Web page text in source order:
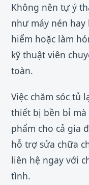
Không nên tự ý
như máy nén hay
hiểm hoặc làm
kỹ thuật viên
toàn.
Việc chăm sóc tủ
thiết bị bền bỉ
phẩm cho cả gia
hỗ trợ sửa chữa
liên hệ ngay với
tình.